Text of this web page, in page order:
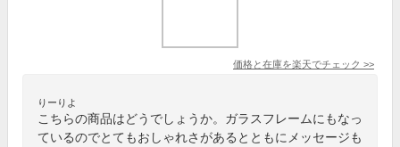
価格と在庫を楽天でチェック >>
りーりよ
こちらの商品はどうでしょうか。ガラスフレームにもなっ
ているのでとてもおしゃれさがあるとともにメッセージも